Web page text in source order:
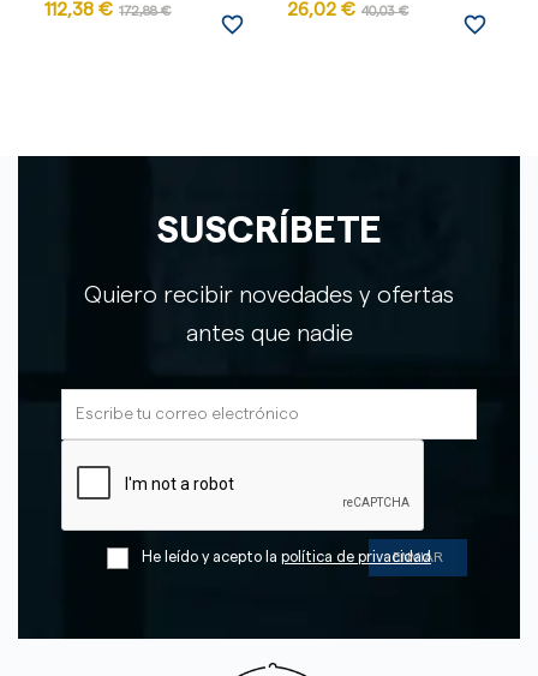
112,38 € 172,88 €
favorite_border
26,02 € 40,03 €
favorite_border
SUSCRÍBETE
Quiero recibir novedades y ofertas
antes que nadie
He leído y acepto la política de privacidad